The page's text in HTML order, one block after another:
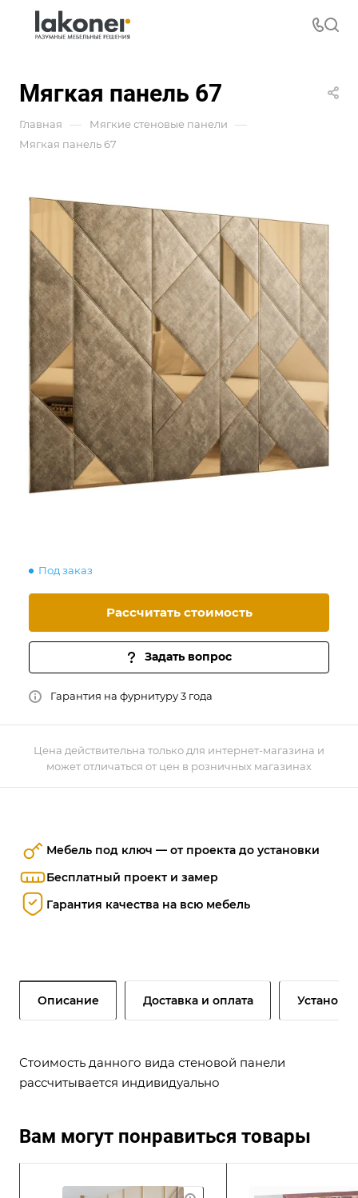
Мягкая панель 67
Главная — Мягкие стеновые панели —
Мягкая панель 67
Мебель под ключ — от проекта до установки
Бесплатный проект и замер
Гарантия качества на всю мебель
Цена действительна только для интернет-магазина и
может отличаться от цен в розничных магазинах
Под заказ
Рассчитать стоимость
Задать вопрос
Гарантия на фурнитуру 3 года
Описание Доставка и оплата Установка
Стоимость данного вида стеновой панели
рассчитывается индивидуально
Вам могут понравиться товары